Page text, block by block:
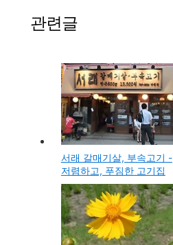
관련글
서래 갈매기살, 부속고기 -
저렴하고, 푸짐한 고기집